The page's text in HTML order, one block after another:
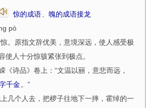
惊的成语
魄的成语接龙
pò
惊。原指文辞优美，意境深远，使人感受极
使人十分惊骇紧张到极点。
《诗品》卷上：“文温以丽，意悲而远，
千金 。”
上几个人去，把椤子往地下一摔，霍绰的一